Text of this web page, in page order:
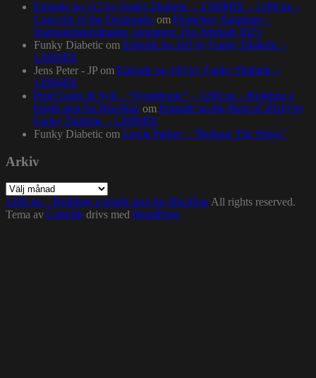
Episode no.115 by Funky Diabetic – 1200MIX – 1200.nu –
Concerto of the Desperado om Homeboy Sandman –
Stadsgårdsterminalen, torsdagen 16:e februari 2023
Funky Diabetic om Episode no.103 by Funky Diabetic –
1200MIX
Jens Peter - JP om Episode no.103 by Funky Diabetic –
1200MIX
Pearl Gates & Syll – “Symphonic” – 1200.nu – Building a
bright spot for Hip-Hop om Episode no.84 (Best of 2016) by
Funky Diabetic – 1200MIX
Funky Diabetic om Lewis Parker – “Release The Stress”
Arkiv
Arkiv
1200.nu – Building a bright spot for Hip-HopAll rights reserved.
Tema av Colorlib drivs med WordPress